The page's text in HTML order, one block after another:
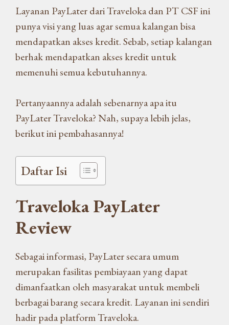
Layanan PayLater dari Traveloka dan PT CSF ini
punya visi yang luas agar semua kalangan bisa
mendapatkan akses kredit. Sebab, setiap kalangan
berhak mendapatkan akses kredit untuk
memenuhi semua kebutuhannya.
Pertanyaannya adalah sebenarnya apa itu
PayLater Traveloka? Nah, supaya lebih jelas,
berikut ini pembahasannya!
Daftar Isi
Traveloka PayLater
Review
Sebagai informasi, PayLater secara umum
merupakan fasilitas pembiayaan yang dapat
dimanfaatkan oleh masyarakat untuk membeli
berbagai barang secara kredit. Layanan ini sendiri
hadir pada platform Traveloka.